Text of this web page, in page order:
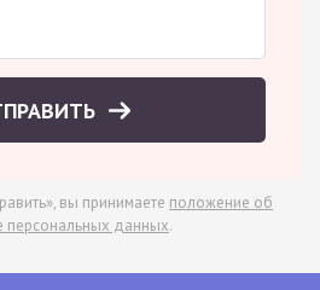
вы принимаете положение об
персональных данных.